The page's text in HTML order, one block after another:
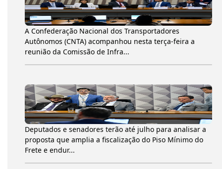
A Confederação Nacional dos Transportadores
Autônomos (CNTA) acompanhou nesta terça-feira a
reunião da Comissão de Infra...
Deputados e senadores terão até julho para analisar a
proposta que amplia a fiscalização do Piso Mínimo do
Frete e endur...